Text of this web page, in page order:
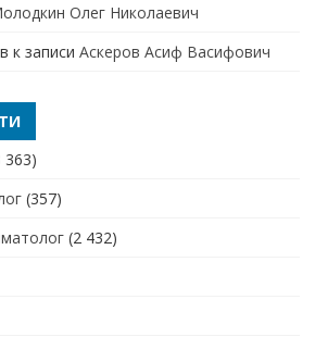
Олег Николаевич
к записи Аскеров Асиф Васифович
363)
(357)
(2 432)